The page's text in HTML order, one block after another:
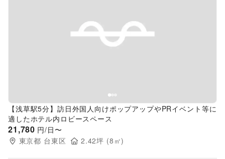
Previous slide
【浅草駅5分】訪日外国人向けポップアップやPRイベント等に
適したホテル内ロビースペース
21,780 円/日〜
東京都 台東区 2.42坪 (8 ㎡)